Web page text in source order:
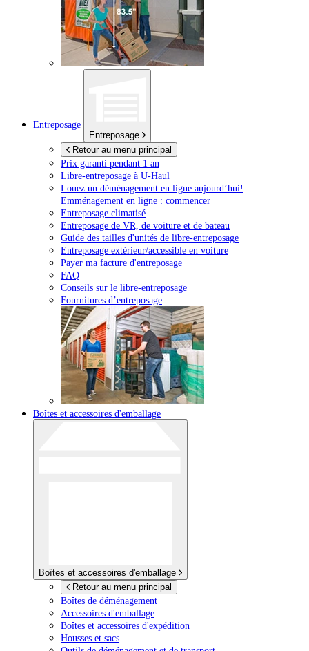
Entreposage
Entreposage
Retour au menu principal
Prix garanti pendant 1 an
Libre-entreposage à U-Haul
Louez un déménagement en ligne aujourd’hui!
Emménagement en ligne : commencer
Entreposage climatisé
Entreposage de VR, de voiture et de bateau
Guide des tailles d'unités de libre-entreposage
Entreposage extérieur/accessible en voiture
Payer ma facture d'entreposage
FAQ
Conseils sur le libre-entreposage
Fournitures d’entreposage
Boîtes et accessoires d'emballage
Boîtes et accessoires d'emballage
Retour au menu principal
Boîtes de déménagement
Accessoires d'emballage
Boîtes et accessoires d'expédition
Housses et sacs